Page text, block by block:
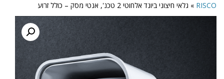
RISCO
» גלאי חיצוני ביונד אלחוטי 2 טכנ', אנטי מסק – כולל זרוע